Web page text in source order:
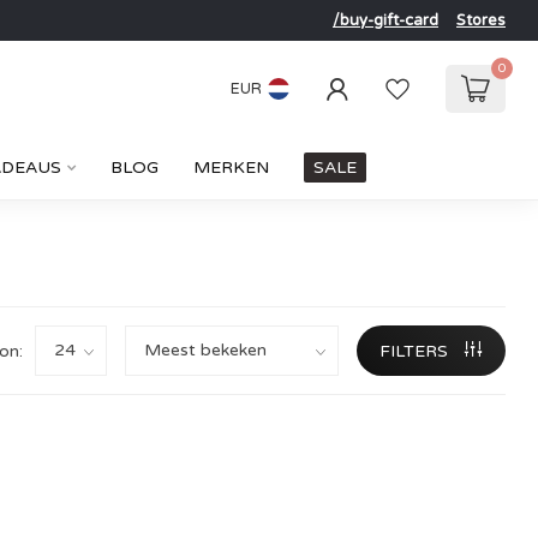
/buy-gift-card Stores
EUR
0
BLOG MERKEN SALE
FILTERS